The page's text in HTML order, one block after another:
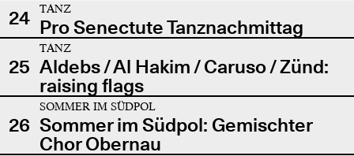
24
TANZ
Pro Senectute Tanznachmittag
25
TANZ
Aldebs / Al Hakim / Caruso / Zünd:
raising flags
26
SOMMER IM SÜDPOL
Sommer im Südpol: Gemischter
Chor Obernau